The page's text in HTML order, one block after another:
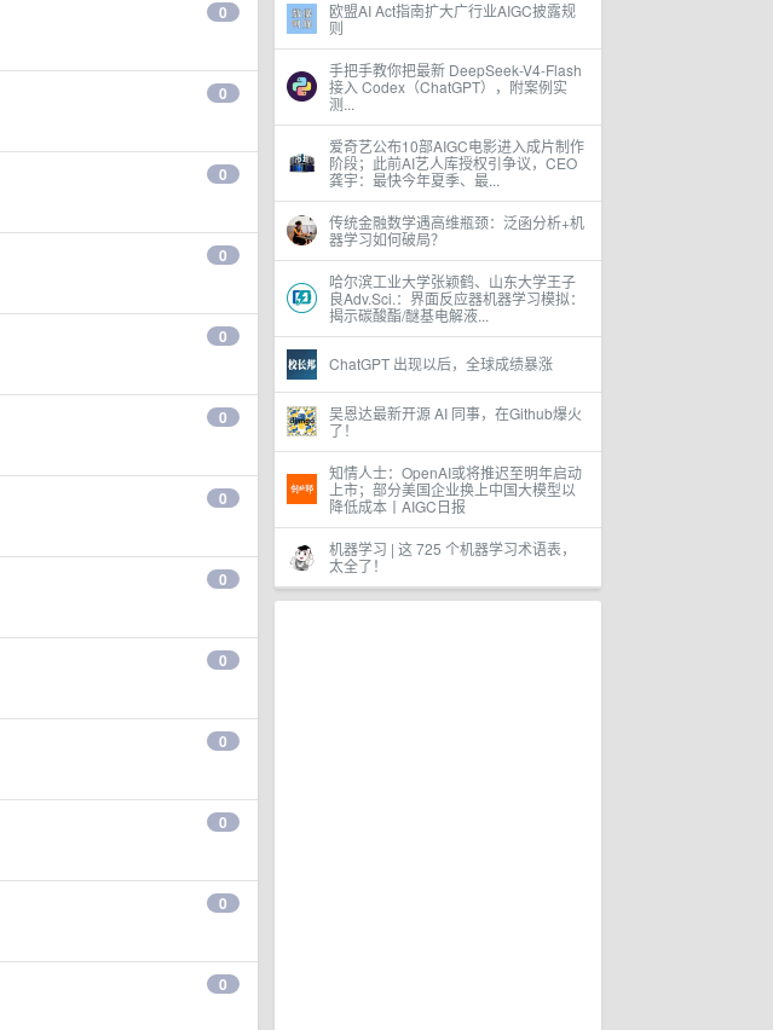
欧盟AI Act指南扩大广行业AIGC披露规
则
手把手教你把最新 DeepSeek-V4-Flash
接入 Codex（ChatGPT），附案例实
测...
爱奇艺公布10部AIGC电影进入成片制作
阶段；此前AI艺人库授权引争议，CEO
龚宇：最快今年夏季、最...
传统金融数学遇高维瓶颈：泛函分析+机
器学习如何破局？
哈尔滨工业大学张颖鹤、山东大学王子
良Adv.Sci.：界面反应器机器学习模拟：
揭示碳酸酯/醚基电解液...
ChatGPT 出现以后，全球成绩暴涨
吴恩达最新开源 AI 同事，在Github爆火
了！
知情人士：OpenAI或将推迟至明年启动
上市；部分美国企业换上中国大模型以
降低成本丨AIGC日报
机器学习 | 这 725 个机器学习术语表，
太全了！
0
0
0
0
0
0
0
0
0
0
0
0
0